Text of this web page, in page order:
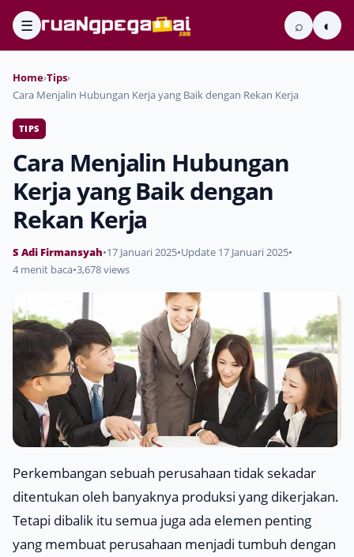
☰ ⌕ ◐
Home›Tips›
Cara Menjalin Hubungan Kerja yang Baik dengan Rekan Kerja
TIPS
Cara Menjalin Hubungan
Kerja yang Baik dengan
Rekan Kerja
S Adi Firmansyah•17 Januari 2025•Update 17 Januari 2025•
4 menit baca•3,678 views
Perkembangan sebuah perusahaan tidak sekadar
ditentukan oleh banyaknya produksi yang dikerjakan.
Tetapi dibalik itu semua juga ada elemen penting
yang membuat perusahaan menjadi tumbuh dengan